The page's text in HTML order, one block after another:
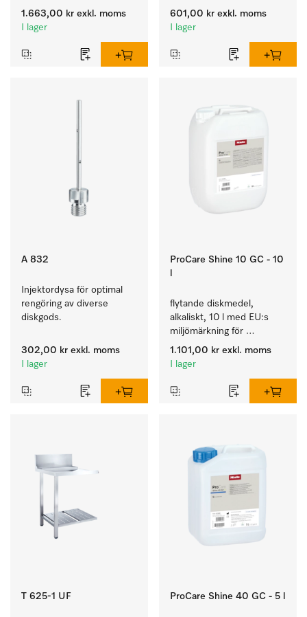
1.663,00 kr exkl. moms
I lager
601,00 kr exkl. moms
I lager
A 832
Injektordysa för optimal
rengöring av diverse
diskgods.
302,00 kr exkl. moms
I lager
ProCare Shine 10 GC - 10
flytande diskmedel,
alkaliskt, 10 l med EU:s
miljömärkning för
rengöring av vardaglig
smuts på porslin, bestick
1.101,00 kr exkl. moms
I lager
T 625-1 UF ProCare Shine 40 GC - 5 l